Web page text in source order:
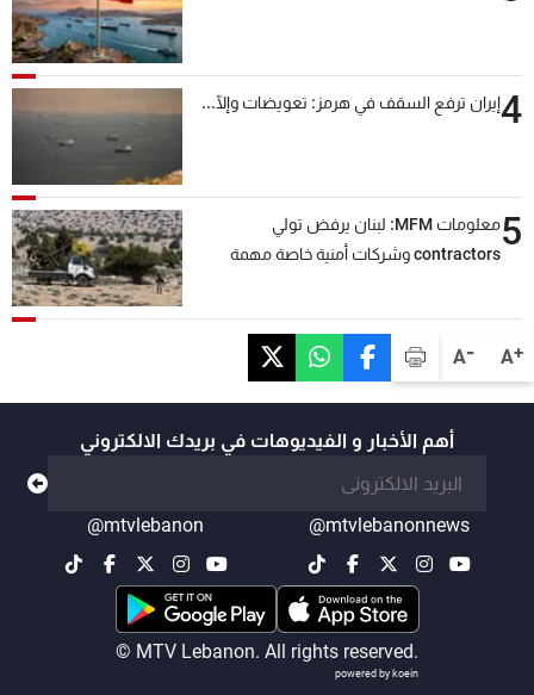
A+
A-
4إيران ترفع السقف في هرمز: تعويضات وإلّا...
5
معلومات MFM: لبنان يرفض تولي
contractors وشركات أمنية خاصة مهمة
أهم الأخبار و الفيديوهات في بريدك الالكتروني
@mtvlebanonnews
@mtvlebanon
© MTV Lebanon. All rights reserved.
powered by koein